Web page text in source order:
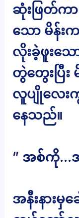
ဆုံးဖြတ်ကာ
သော မိန်း
လိုးခဲ့ဖူးသေ
တွဲတွေးပြီး
လူပျိုလေး
နေသည်။
” အစ်ကို…
အနီးနားမှ